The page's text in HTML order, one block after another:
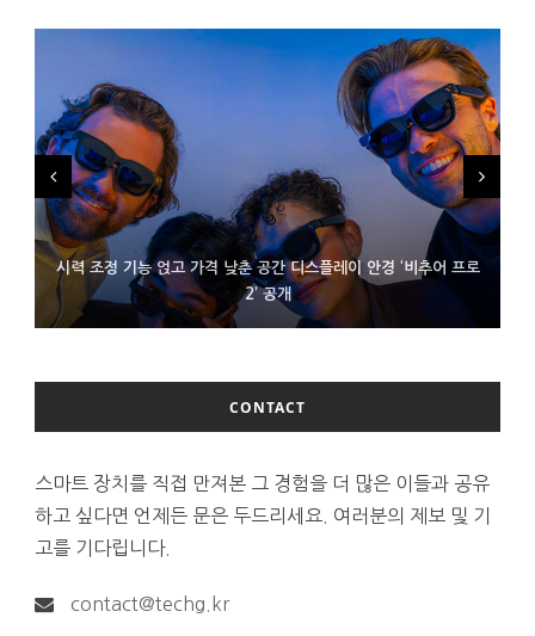
시력 조정 기능 얹고 가격 낮춘 공간 디스플레이 안경 ‘비추어 프로
2’ 공개
D램 부족에 10억달러어치 아이폰18 프로세서 패키징 대기 중
300~400달러 반지형 스피커 준비하는 오픈AI
CONTACT
스마트 장치를 직접 만져본 그 경험을 더 많은 이들과 공유
하고 싶다면 언제든 문은 두드리세요. 여러분의 제보 및 기
고를 기다립니다.
contact@techg.kr